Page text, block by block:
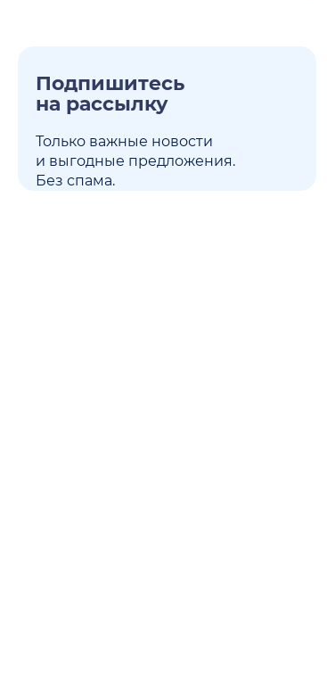
Подпишитесь
на рассылку
Только важные новости
и выгодные предложения.
Без спама.